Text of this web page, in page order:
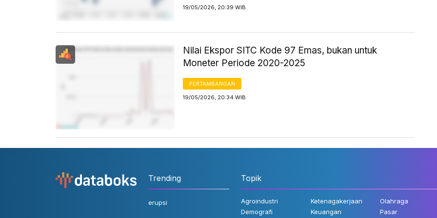
19/05/2026, 20:39 WIB
Nilai Ekspor SITC Kode 97 Emas, bukan untuk
Moneter Periode 2020-2025
PERTAMBANGAN
19/05/2026, 20:34 WIB
Trending
erupsi
Topik
Agroindustri
Demografi
Ketenagakerjaan
Keuangan
Olahraga
Pasar